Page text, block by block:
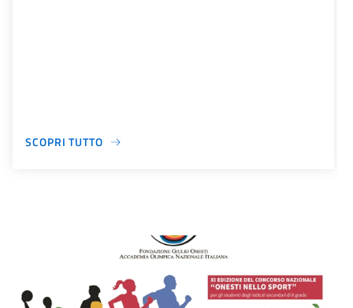
SCOPRI TUTTO